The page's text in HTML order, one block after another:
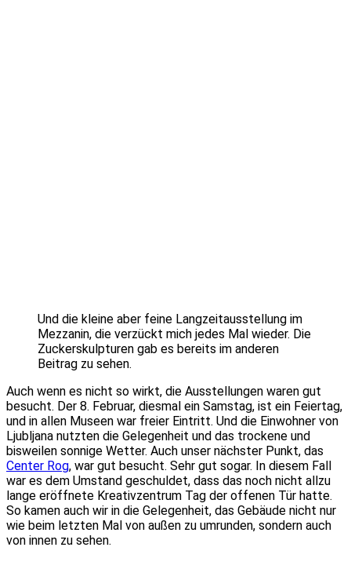
Und die kleine aber feine Langzeitausstellung im
Mezzanin, die verzückt mich jedes Mal wieder. Die
Zuckerskulpturen gab es bereits im anderen
Beitrag zu sehen.
Auch wenn es nicht so wirkt, die Ausstellungen waren gut
besucht. Der 8. Februar, diesmal ein Samstag, ist ein Feiertag,
und in allen Museen war freier Eintritt. Und die Einwohner von
Ljubljana nutzten die Gelegenheit und das trockene und
bisweilen sonnige Wetter. Auch unser nächster Punkt, das
Center Rog, war gut besucht. Sehr gut sogar. In diesem Fall
war es dem Umstand geschuldet, dass das noch nicht allzu
lange eröffnete Kreativzentrum Tag der offenen Tür hatte.
So kamen auch wir in die Gelegenheit, das Gebäude nicht nur
wie beim letzten Mal von außen zu umrunden, sondern auch
von innen zu sehen.